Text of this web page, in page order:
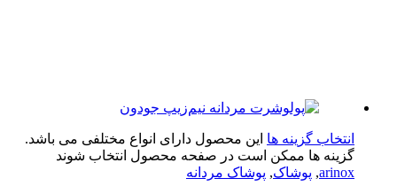
گزینه ها این محصول دارای انواع مختلفی می باشد.
ها ممکن است در صفحه محصول انتخاب شوند
پوشاک,پوشاک مردانه